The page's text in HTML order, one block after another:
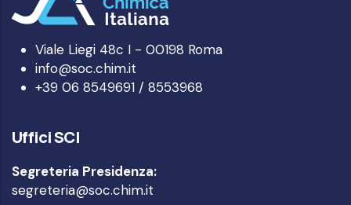
Viale Liegi 48c I - 00198 Roma
info@soc.chim.it
+39 06 8549691 / 8553968
Uffici SCI
Segreteria Presidenza:
segreteria@soc.chim.it